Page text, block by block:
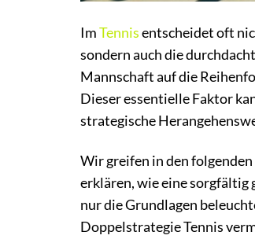
ImTennisentscheidet oft
sondern auch die
Mannschaft auf die
Dieser essentielle Faktor
strategische
Wir greifen in den
erklären, wie eine sorgfältig
nur die Grundlagen
Doppelstrategie Tennis